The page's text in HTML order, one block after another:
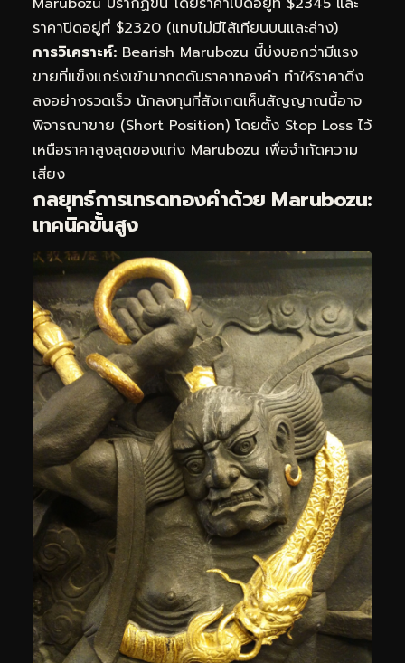
ราคาปิดอยู่ที่ $2320 (แทบไม่มีไส้เทียนบนและล่าง)
การวิเคราะห์: Bearish Marubozu นี้บ่งบอกว่ามีแรง
ขายที่แข็งแกร่งเข้ามากดดันราคาทองคำ ทำให้ราคาดิ่ง
ลงอย่างรวดเร็ว นักลงทุนที่สังเกตเห็นสัญญาณนี้อาจ
พิจารณาขาย (Short Position) โดยตั้ง Stop Loss ไว้
เหนือราคาสูงสุดของแท่ง Marubozu เพื่อจำกัดความ
เสี่ยง
กลยุทธ์การเทรดทองคำด้วย Marubozu:
เทคนิคขั้นสูง